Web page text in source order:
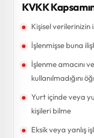
KVKK
Kişisel
İşlenmişse buna
İşlenme amacını
kullanılmadığını
Yurt içinde veya
kişileri bilme
Eksik veya yanlış